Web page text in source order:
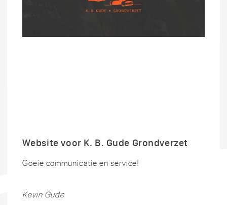
Website voor K. B. Gude Grondverzet
Goeie communicatie en service!
Kevin Gude